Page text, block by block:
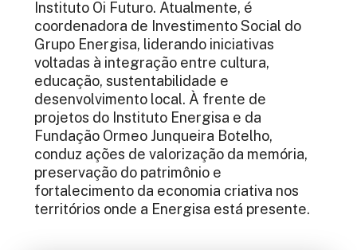
Instituto Oi Futuro. Atualmente, é
coordenadora de Investimento Social do
Grupo Energisa, liderando iniciativas
voltadas à integração entre cultura,
educação, sustentabilidade e
desenvolvimento local. À frente de
projetos do Instituto Energisa e da
Fundação Ormeo Junqueira Botelho,
conduz ações de valorização da memória,
preservação do patrimônio e
fortalecimento da economia criativa nos
territórios onde a Energisa está presente.